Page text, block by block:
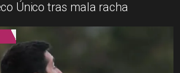
Único tras mala racha